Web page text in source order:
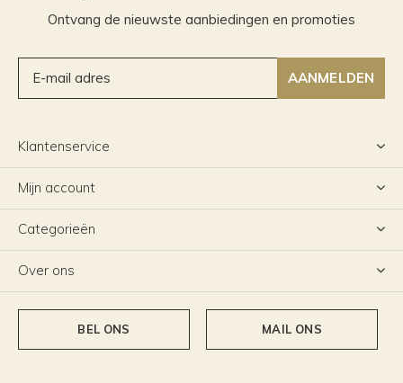
Ontvang de nieuwste aanbiedingen en promoties
AANMELDEN
Klantenservice
Mijn account
Categorieën
Over ons
BEL ONS MAIL ONS